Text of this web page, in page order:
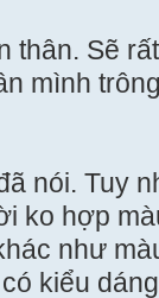
thân. Sẽ
mình
nói. Tuy
ko hợp
như
kiểu